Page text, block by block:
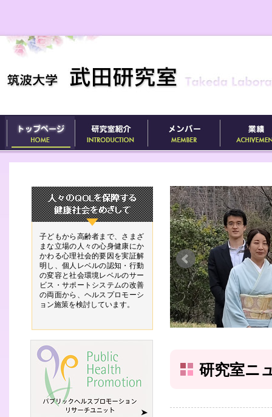
子どもから高齢者まで、さまざ
まな立場の人々の心身健康にか
かわる心理社会的要因を実証解
明し、個人レベルの認知・行動
の変容と社会環境レベルのサー
ビス・サポートシステムの改善
の両面から、ヘルスプロモーシ
ョン施策を検討しています。
研究室ニ